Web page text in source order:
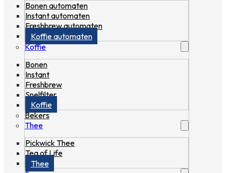
Bonen automaten
Instant automaten
Freshbrew automaten
Koffie automaten
Koffie
Bonen
Instant
Freshbrew
Snelfilter
Koffie
Bekers
Thee
Pickwick Thee
Tea of Life
Thee